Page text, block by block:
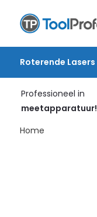
Roterende Lasers
Professioneel in
meetapparatuur!
Home